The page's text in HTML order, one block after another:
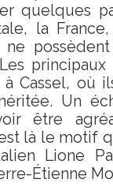
quelques
la
ne
Les
Cassel, où
Un
être
là le motif
Lione
Étienne